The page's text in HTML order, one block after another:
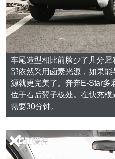
车尾造型相比前脸少了几分
部依然采用卤素光源，如果
源就更完美了。奔奔E-Star多
位于右后翼子板处。在快充
需要30分钟。